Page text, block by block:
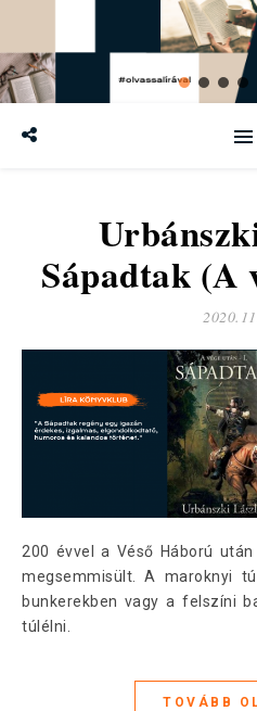
Sápadtak (A
200 évvel a Véső Háború után a civilizáció szinte teljesen
megsemmisült. A maroknyi
bunkerekben vagy a felszíni
túlélni.
TOVÁBB